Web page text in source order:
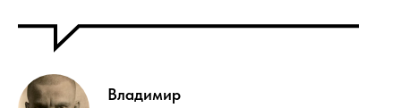
Владимир